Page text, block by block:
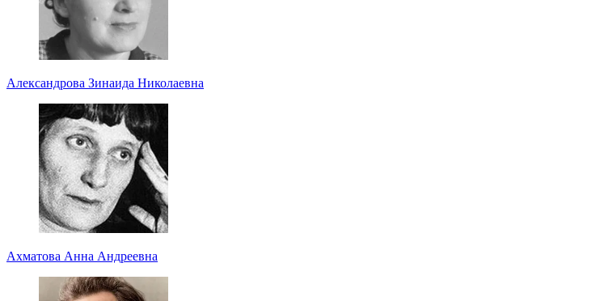
Александрова Зинаида Николаевна
Ахматова Анна Андреевна